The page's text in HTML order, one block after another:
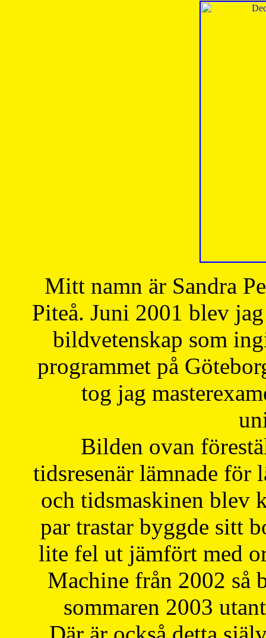
Mitt namn är Sandra
Piteå. Juni 2001 blev
bildvetenskap som
programmet på
tog jag
Bilden ovan
tidsresenär lämnade för
och tidsmaskinen blev
par trastar byggde sitt
lite fel ut jämfört med
Machine från 2002 så
sommaren 2003